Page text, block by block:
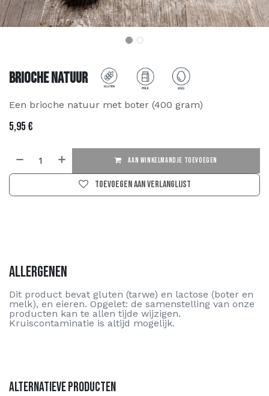
Brioche Natuur
Een brioche natuur met boter (400 gram)
5,95€
AAN WINKELMANDJE TOEVOEGEN
Toevoegen aan verlanglijst
Allergenen
Dit product bevat gluten (tarwe) en lactose (boter en
melk), en eieren. Opgelet: de samenstelling van onze
producten kan te allen tijde wijzigen.
Kruiscontaminatie is altijd mogelijk.
Alternatieve producten